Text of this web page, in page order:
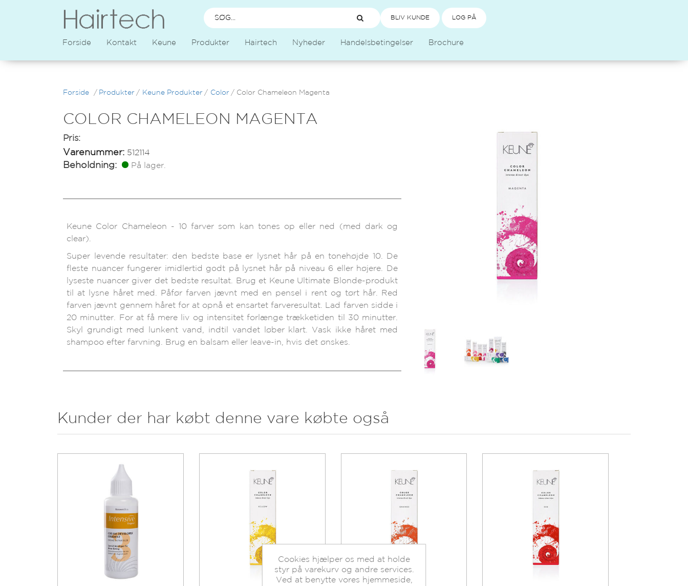
BLIV KUNDE LOG PÅ
Forside Kontakt Keune Produkter Hairtech Nyheder Handelsbetingelser Brochure
Forside / Produkter / Keune Produkter / Color / Color Chameleon Magenta
COLOR CHAMELEON MAGENTA
Pris:
Varenummer: 512114
Beholdning: På lager.
Keune Color Chameleon - 10 farver som kan tones op eller ned (med dark og
clear).
Super levende resultater: den bedste base er lysnet hår på en tonehøjde 10. De
fleste nuancer fungerer imidlertid godt på lysnet hår på niveau 6 eller højere. De
lyseste nuancer giver det bedste resultat. Brug et Keune Ultimate Blonde-produkt
til at lysne håret med. Påfør farven jævnt med en pensel i rent og tørt hår. Red
farven jævnt gennem håret for at opnå et ensartet farveresultat. Lad farven sidde i
20 minutter. For at få mere liv og intensitet forlænge trækketiden til 30 minutter.
Skyl grundigt med lunkent vand, indtil vandet løber klart. Vask ikke håret med
shampoo efter farvning. Brug en balsam eller leave-in, hvis det ønskes.
Kunder der har købt denne vare købte også
Cookies hjælper os med at holde
styr på varekurv og andre services.
Ved at benytte vores hjemmeside,